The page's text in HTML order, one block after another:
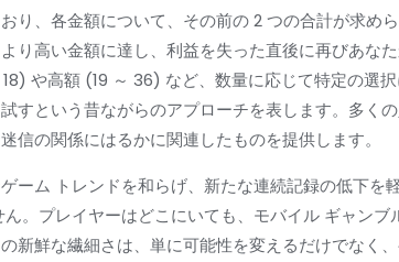
り、各金額について、その前の 2 つの合計が求め
り高い金額に達し、利益を失った直後に再びあな
18) や高額 (19 ～ 36) など、数量に応じて特定の選
すという昔ながらのアプローチを表します。多く
の関係にはるかに関連したものを提供します。
ーム トレンドを和らげ、新たな連続記録の低下を
。プレイヤーはどこにいても、モバイル ギャンブ
新鮮な繊細さは、単に可能性を変えるだけでなく